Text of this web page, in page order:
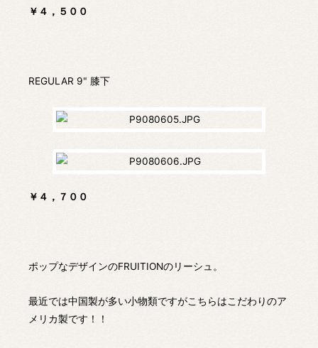
￥４，５００
REGULAR 9" 膝下
￥４，７００
ポップなデザインのFRUITIONのリーシュ。
最近では中国製が多い小物類ですがこちらはこだわりのア
メリカ製です！！